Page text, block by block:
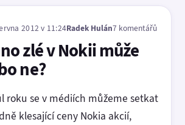
2012 v 11:24Radek Hulán7 komentářů
zlé v Nokii může
ne?
roku se v médiích můžeme setkat
klesající ceny Nokia akcií,